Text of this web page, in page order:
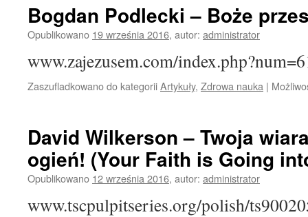
Bogdan Podlecki – Boże
Opublikowano 19 września 2016, autor: administrator
www.zajezusem.com/
Zaszufladkowano do kategoriiArtykuły, Zdrowa nauka |
David Wilkerson – Twoja
ogień! (Your Faith is Going
Opublikowano 12 września 2016, autor: administrator
www.tscpulpitseries.org/polish/